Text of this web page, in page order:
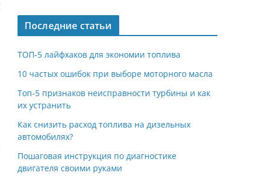
Последние статьи
ТОП-5 лайфхаков для экономии топлива
10 частых ошибок при выборе моторного масла
Топ-5 признаков неисправности турбины и как
их устранить
Как снизить расход топлива на дизельных
автомобилях?
Пошаговая инструкция по диагностике
двигателя своими руками